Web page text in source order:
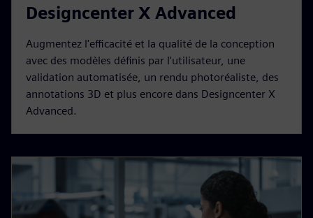
Designcenter X Advanced
Augmentez l'efficacité et la qualité de la conception
avec des modèles définis par l'utilisateur, une
validation automatisée, un rendu photoréaliste, des
annotations 3D et plus encore dans Designcenter X
Advanced.